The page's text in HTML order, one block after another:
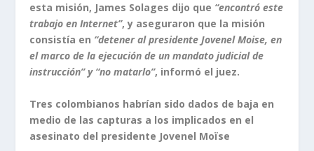
esta misión, James Solages dijo que “encontró este
trabajo en Internet”, y aseguraron que la misión
consistía en “detener al presidente Jovenel Moise, en
el marco de la ejecución de un mandato judicial de
instrucción” y “no matarlo”, informó el juez.
Tres colombianos habrían sido dados de baja en
medio de las capturas a los implicados en el
asesinato del presidente Jovenel Moïse